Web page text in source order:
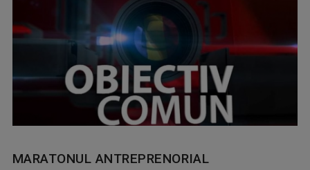
MARATONUL ANTREPRENORIAL